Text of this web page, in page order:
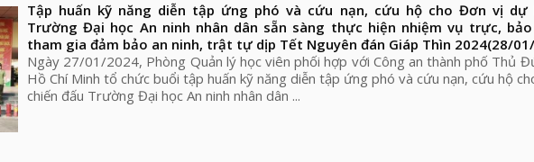
Tập huấn kỹ năng diễn tập ứng phó và cứu nạn, cứu hộ cho Đơn vị dự
Trường Đại học An ninh nhân dân sẵn sàng thực hiện nhiệm vụ trực,
tham gia đảm bảo an ninh, trật tự dịp Tết Nguyên đán Giáp Thìn 2024(28/
Ngày 27/01/2024, Phòng Quản lý học viên phối hợp với Công an thành phố Thủ
Hồ Chí Minh tổ chức buổi tập huấn kỹ năng diễn tập ứng phó và cứu nạn, cứu hộ
chiến đấu Trường Đại học An ninh nhân dân ...